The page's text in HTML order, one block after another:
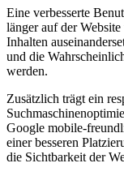
Eine verbesserte
länger auf der
Inhalten
und die
werden.
Zusätzlich trägt ein
Google mobile-
einer besseren
die Sichtbarkeit der